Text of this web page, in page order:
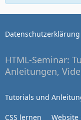
Datenschutzerklärung
HTML-Seminar:
Anleitungen,
Tutorials und
CSS lernen Website